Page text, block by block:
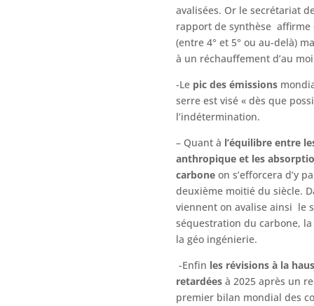
avalisées. Or le secrétariat
rapport de synthèse affirme
(entre 4° et 5° ou au-delà)
à un réchauffement d’au
-Le pic des émissions
serre est visé « dès que
l’indétermination.
– Quant à l’équilibre entre
anthropique et les
carbone on s’efforcera d’y
deuxième moitié du siècle.
viennent on avalise ainsi le
séquestration du carbone,
la géo ingénierie.
-Enfin les révisions à la
retardées à 2025 après un
premier bilan mondial des